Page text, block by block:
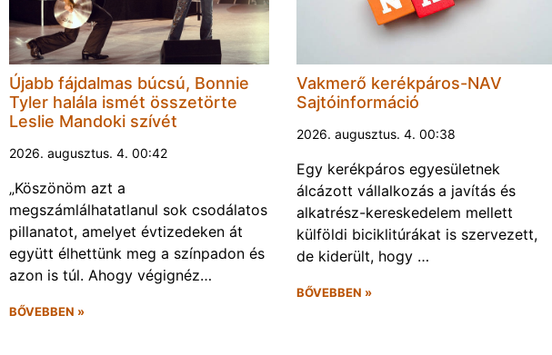
Újabb fájdalmas búcsú, Bonnie
Tyler halála ismét összetörte
Leslie Mandoki szívét
2026. augusztus. 4. 00:42
„Köszönöm azt a
megszámlálhatatlanul sok csodálatos
pillanatot, amelyet évtizedeken át
együtt élhettünk meg a színpadon és
azon is túl. Ahogy végignéz…
BŐVEBBEN »
Vakmerő kerékpáros-NAV
Sajtóinformáció
2026. augusztus. 4. 00:38
Egy kerékpáros egyesületnek
álcázott vállalkozás a javítás és
alkatrész-kereskedelem mellett
külföldi biciklitúrákat is szervezett,
de kiderült, hogy …
BŐVEBBEN »